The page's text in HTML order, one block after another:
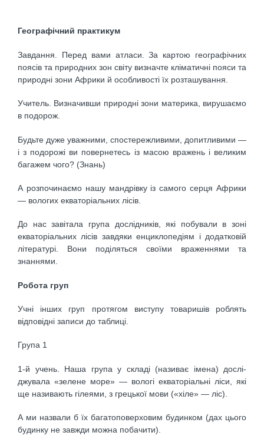
Географічний практикум
Завдання. Перед вами атласи. За картою географіч­них
поясів та природних зон світу визначте кліматич­ні пояси та
природні зони Африки й особливості їх розташування.
Учитель. Визначивши природні зони материка, ви­рушаємо
в подорож.
Будьте дуже уважними, спостережливими, допитли­вими —
і з подорожі ви повернетесь із масою вражень і великим
багажем чого? (Знань)
А розпочинаємо нашу мандрівку із самого серця Аф­рики
— вологих екваторіальних лісів.
До нас завітала група дослідників, які побували в зоні
екваторіальних лісів завдяки енциклопедіям і додат­ковій
літературі. Вони поділяться своїми враження­ми та
знаннями.
Робота груп
Учні інших груп протягом виступу товаришів роблять
відповідні записи до таблиці.
Група 1
1-й учень. Наша група у складі (називає імена) дослі­
джувала «зелене море» — вологі екваторіальні ліси, які
ще називають гілеями, з грецької мови («хіле» — ліс).
А ми назвали б їх багатоповерховим будинком (дах цього
будинку не завжди можна побачити).